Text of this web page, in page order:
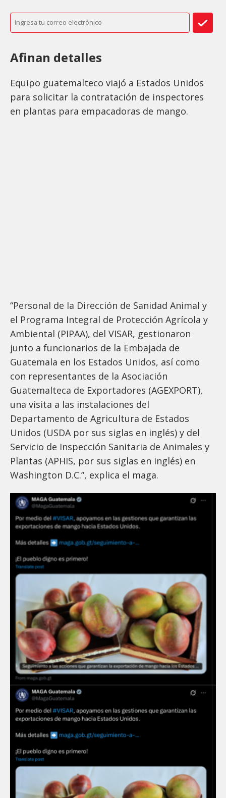
Afinan detalles
Equipo guatemalteco viajó a Estados Unidos
para solicitar la contratación de inspectores
en plantas para empacadoras de mango.
“Personal de la Dirección de Sanidad Animal y
el Programa Integral de Protección Agrícola y
Ambiental (PIPAA), del VISAR, gestionaron
junto a funcionarios de la Embajada de
Guatemala en los Estados Unidos, así como
con representantes de la Asociación
Guatemalteca de Exportadores (AGEXPORT),
una visita a las instalaciones del
Departamento de Agricultura de Estados
Unidos (USDA por sus siglas en inglés) y del
Servicio de Inspección Sanitaria de Animales y
Plantas (APHIS, por sus siglas en inglés) en
Washington D.C.”, explica el maga.